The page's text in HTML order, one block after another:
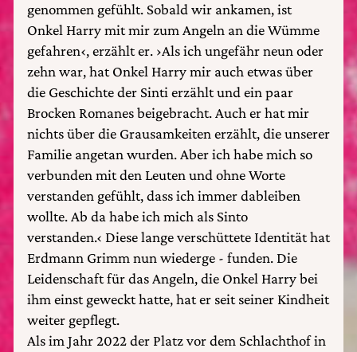
genommen gefühlt. Sobald wir ankamen, ist
Onkel Harry mit mir zum Angeln an die Wümme
gefahren‹, erzählt er. ›Als ich ungefähr neun oder
zehn war, hat Onkel Harry mir auch etwas über
die Geschichte der Sinti erzählt und ein paar
Brocken Romanes beigebracht. Auch er hat mir
nichts über die Grausamkeiten erzählt, die unserer
Familie angetan wurden. Aber ich habe mich so
verbunden mit den Leuten und ohne Worte
verstanden gefühlt, dass ich immer dableiben
wollte. Ab da habe ich mich als Sinto
verstanden.‹ Diese lange verschüttete Identität hat
Erdmann Grimm nun wiederge - funden. Die
Leidenschaft für das Angeln, die Onkel Harry bei
ihm einst geweckt hatte, hat er seit seiner Kindheit
weiter gepflegt.
Als im Jahr 2022 der Platz vor dem Schlachthof in